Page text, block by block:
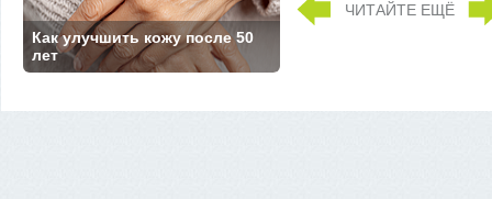
Как улучшить кожу после 50
лет
ЧИТАЙТЕ ЕЩЁ